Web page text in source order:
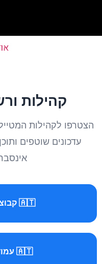
קהילות
הצטרפו לקהילות
עדכונים שוטפים
🇦🇹 קבוצת וינה למטיילים
🇦🇹 עמוד וינה למטיילים